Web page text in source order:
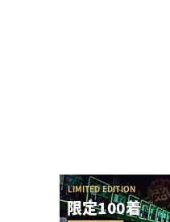
eSAO夜空の回転
ゃね？→SAOアリ